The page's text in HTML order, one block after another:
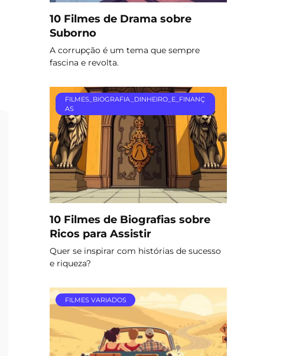
10 Filmes de Drama sobre
Suborno
A corrupção é um tema que sempre
fascina e revolta.
FILMES_BIOGRAFIA_DINHEIRO_E_FINANÇ
AS
10 Filmes de Biografias sobre
Ricos para Assistir
Quer se inspirar com histórias de sucesso
e riqueza?
FILMES VARIADOS